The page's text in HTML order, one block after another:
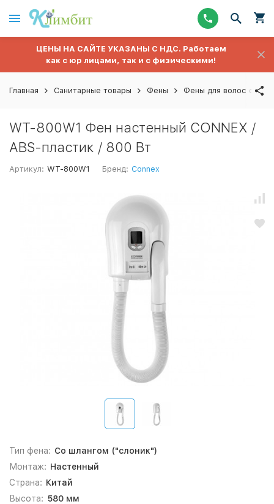
ЦЕНЫ НА САЙТЕ УКАЗАНЫ С НДС. Работаем
как с юр лицами, так и с физическими!
Главная Санитарные товары Фены Фены для волос
WT-800W1 Фен настенный CONNEX /
ABS-пластик / 800 Вт
Артикул: WT-800W1 Бренд: Connex
Тип фена: Со шлангом ("слоник")
Монтаж: Настенный
Страна: Китай
Высота: 580 мм